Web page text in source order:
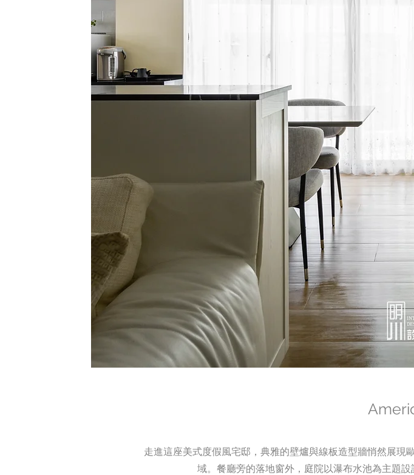
走進這座美式度假風宅邸，典雅的壁爐與線板造型牆悄然展
域。餐廳旁的落地窗外，庭院以瀑布水池為主題